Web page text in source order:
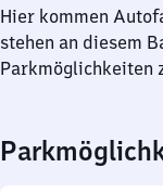
Hier kommen
stehen an diesem
Parkmöglichkeiten